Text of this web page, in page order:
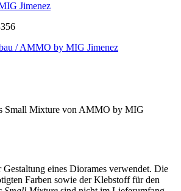
Jimenez
/ AMMO by MIG Jimenez
Small Mixture von AMMO by MIG
eines Diorames verwendet. Die
Farben sowie der Klebstoff für den